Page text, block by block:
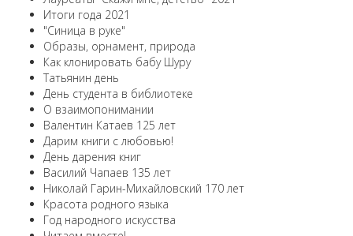
Итоги года 2021
"Синица в руке"
Образы, орнамент, природа
Как клонировать бабу Шуру
Татьянин день
День студента в библиотеке
О взаимопонимании
Валентин Катаев 125 лет
Дарим книги с любовью!
День дарения книг
Василий Чапаев 135 лет
Николай Гарин-Михайловский 170 лет
Красота родного языка
Год народного искусства